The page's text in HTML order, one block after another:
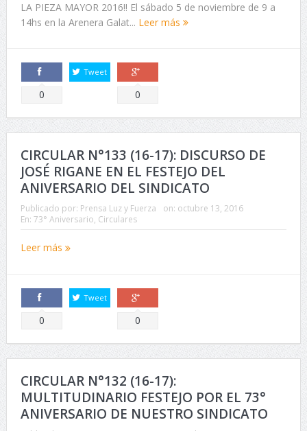
LA PIEZA MAYOR 2016!! El sábado 5 de noviembre de 9 a
14hs en la Arenera Galat... Leer más
Comparte
0
Tweet
Comparte
0
CIRCULAR N°133 (16-17): DISCURSO DE
JOSÉ RIGANE EN EL FESTEJO DEL
ANIVERSARIO DEL SINDICATO
Publicado por: Prensa Luz y Fuerza on: octubre 13, 2016
En: 73° Aniversario, Circulares
Leer más
Comparte
0
Tweet
Comparte
0
CIRCULAR N°132 (16-17):
MULTITUDINARIO FESTEJO POR EL 73°
ANIVERSARIO DE NUESTRO SINDICATO